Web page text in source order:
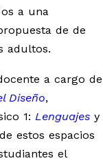
a una
de de
adultos.
a cargo de
Diseño,
1: Lenguajes y
estos espacios
el